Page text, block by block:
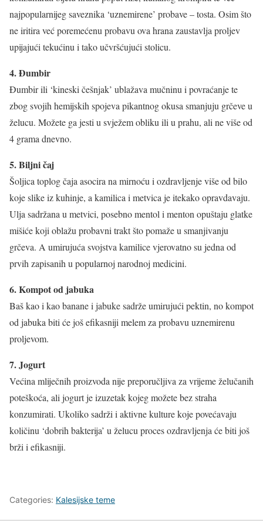
najpopularnijeg saveznika ‘uznemirene’ probave – tosta. Osim što
ne iritira već poremećenu probavu ova hrana zaustavlja proljev
upijajući tekućinu i tako učvršćujući stolicu.
4. Đumbir
Đumbir ili ‘kineski češnjak’ ublažava mučninu i povraćanje te
zbog svojih hemijskih spojeva pikantnog okusa smanjuju grčeve u
želucu. Možete ga jesti u svježem obliku ili u prahu, ali ne više od
4 grama dnevno.
5. Biljni čaj
Šoljica toplog čaja asocira na mirnoću i ozdravljenje više od bilo
koje slike iz kuhinje, a kamilica i metvica je itekako opravdavaju.
Ulja sadržana u metvici, posebno mentol i menton opuštaju glatke
mišiće koji oblažu probavni trakt što pomaže u smanjivanju
grčeva. A umirujuća svojstva kamilice vjerovatno su jedna od
prvih zapisanih u popularnoj narodnoj medicini.
6. Kompot od jabuka
Baš kao i kao banane i jabuke sadrže umirujući pektin, no kompot
od jabuka biti će još efikasniji melem za probavu uznemirenu
proljevom.
7. Jogurt
Većina mliječnih proizvoda nije preporučljiva za vrijeme želučanih
poteškoća, ali jogurt je izuzetak kojeg možete bez straha
konzumirati. Ukoliko sadrži i aktivne kulture koje povećavaju
količinu ‘dobrih bakterija’ u želucu proces ozdravljenja će biti još
brži i efikasniji.
Categories: Kalesijske teme